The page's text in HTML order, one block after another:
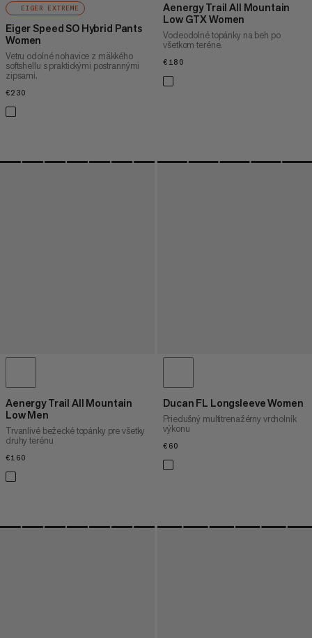
EIGER EXTREME
Eiger Speed SO Hybrid Pants
Women
Vetru odolné nohavice z mäkkého
softshellu s praktickými postrannými
zipsami.
€230
Aenergy Trail All Mountain
Low GTX Women
Vodeodolné topánky na beh po
všetkom teréne.
€180
Aenergy Trail All Mountain
Low Men
Trvanlivé bežecké topánky pre všetky
druhy terénu
€160
Ducan FL Longsleeve Women
Priedušný multitrenažérny vrcholník
výkonu
€60